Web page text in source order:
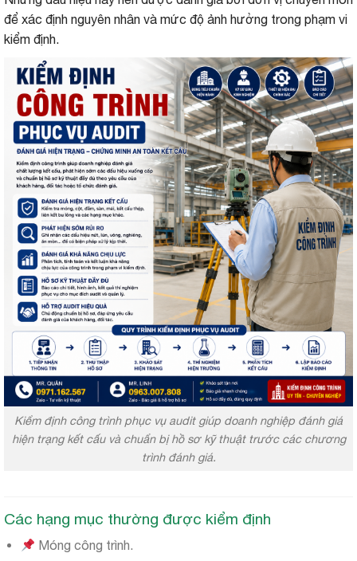
để xác định nguyên nhân và mức độ ảnh hưởng trong phạm vi
kiểm định.
Kiểm định công trình phục vụ audit giúp doanh nghiệp đánh giá
hiện trạng kết cấu và chuẩn bị hồ sơ kỹ thuật trước các chương
trình đánh giá.
Các hạng mục thường được kiểm định
Móng công trình.